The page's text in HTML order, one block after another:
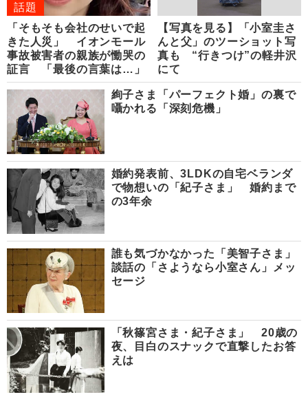
話題
「そもそも会社のせいで起
きた人災」 イオンモール
事故被害者の親族が慟哭の
証言 「最後の言葉は…」
【写真を見る】「小室圭さ
んと父」のツーショット写
真も “行きつけ”の軽井沢
にて
絢子さま「パーフェクト婚」の裏で
囁かれる「深刻危機」
婚約発表前、3LDKの自宅ベランダ
で物想いの「紀子さま」 婚約まで
の3年余
誰も気づかなかった「美智子さま」
談話の「さようなら小室さん」メッ
セージ
「秋篠宮さま・紀子さま」 20歳の
夜、目白のスナックで直撃したお答
えは